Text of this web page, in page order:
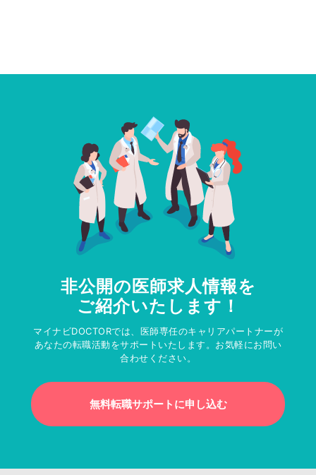
非公開の医師求人情報を
ご紹介いたします！
マイナビDOCTORでは、医師専任のキャリアパートナーが
あなたの転職活動をサポートいたします。お気軽にお問い
合わせください。
無料転職サポートに申し込む